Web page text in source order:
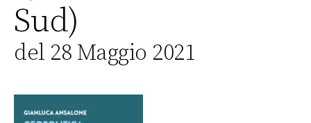
Sud)
del 28 Maggio 2021